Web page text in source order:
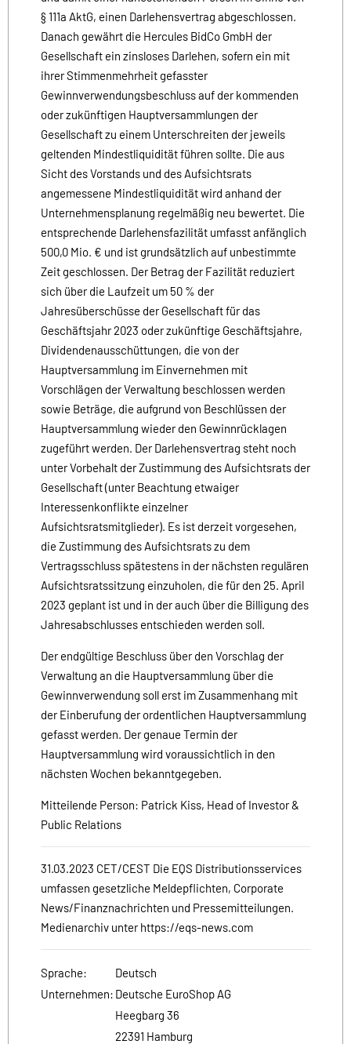
§ 111a AktG, einen Darlehensvertrag abgeschlossen.
Danach gewährt die Hercules BidCo GmbH der
Gesellschaft ein zinsloses Darlehen, sofern ein mit
ihrer Stimmenmehrheit gefasster
Gewinnverwendungsbeschluss auf der kommenden
oder zukünftigen Hauptversammlungen der
Gesellschaft zu einem Unterschreiten der jeweils
geltenden Mindestliquidität führen sollte. Die aus
Sicht des Vorstands und des Aufsichtsrats
angemessene Mindestliquidität wird anhand der
Unternehmensplanung regelmäßig neu bewertet. Die
entsprechende Darlehensfazilität umfasst anfänglich
500,0 Mio. € und ist grundsätzlich auf unbestimmte
Zeit geschlossen. Der Betrag der Fazilität reduziert
sich über die Laufzeit um 50 % der
Jahresüberschüsse der Gesellschaft für das
Geschäftsjahr 2023 oder zukünftige Geschäftsjahre,
Dividendenausschüttungen, die von der
Hauptversammlung im Einvernehmen mit
Vorschlägen der Verwaltung beschlossen werden
sowie Beträge, die aufgrund von Beschlüssen der
Hauptversammlung wieder den Gewinnrücklagen
zugeführt werden. Der Darlehensvertrag steht noch
unter Vorbehalt der Zustimmung des Aufsichtsrats der
Gesellschaft (unter Beachtung etwaiger
Interessenkonflikte einzelner
Aufsichtsratsmitglieder). Es ist derzeit vorgesehen,
die Zustimmung des Aufsichtsrats zu dem
Vertragsschluss spätestens in der nächsten regulären
Aufsichtsratssitzung einzuholen, die für den 25. April
2023 geplant ist und in der auch über die Billigung des
Jahresabschlusses entschieden werden soll.
Der endgültige Beschluss über den Vorschlag der
Verwaltung an die Hauptversammlung über die
Gewinnverwendung soll erst im Zusammenhang mit
der Einberufung der ordentlichen Hauptversammlung
gefasst werden. Der genaue Termin der
Hauptversammlung wird voraussichtlich in den
nächsten Wochen bekanntgegeben.
Mitteilende Person: Patrick Kiss, Head of Investor &
Public Relations
31.03.2023 CET/CEST Die EQS Distributionsservices
umfassen gesetzliche Meldepflichten, Corporate
News/Finanznachrichten und Pressemitteilungen.
Medienarchiv unter https://eqs-news.com
Sprache:
Deutsch
Unternehmen: Deutsche EuroShop AG
Heegbarg 36
22391 Hamburg